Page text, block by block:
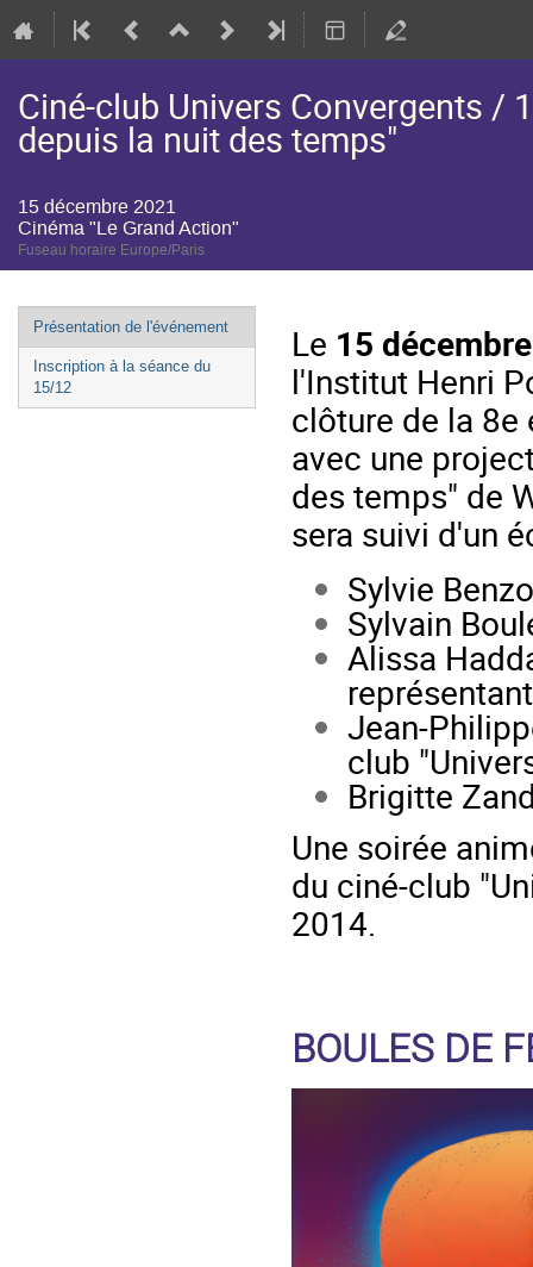
Ciné-club Univers Convergents /
depuis la nuit des temps"
15 décembre 2021
Cinéma "Le Grand Action"
Fuseau horaire Europe/Paris
Menu
de
l'événement
Présentation de l'événement
Inscription à la séance du
15/12
Le 15
l'Institut Henri
clôture de la 8e
avec une
des temps" de
sera suivi d'un
Sylvie
Sylvain
Alissa
Jean-
club
Brigitte
Une soirée
du ciné-club
2014.
BOULES DE